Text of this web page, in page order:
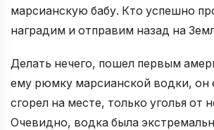
марсианскую бабу. Кто успешно
наградим и отправим назад на
Делать нечего, пошел первым
ему рюмку марсианской водки, он
сгорел на месте, только уголья от
Очевидно, водка была